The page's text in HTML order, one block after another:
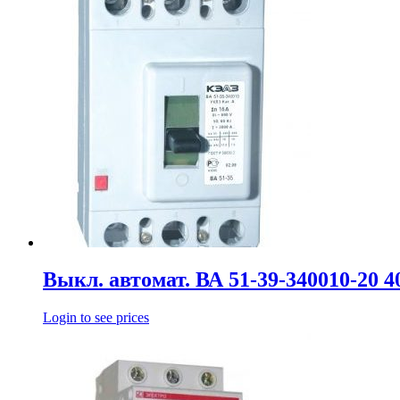
Выкл. автомат. ВА 51-39-340010-20
Login to see prices